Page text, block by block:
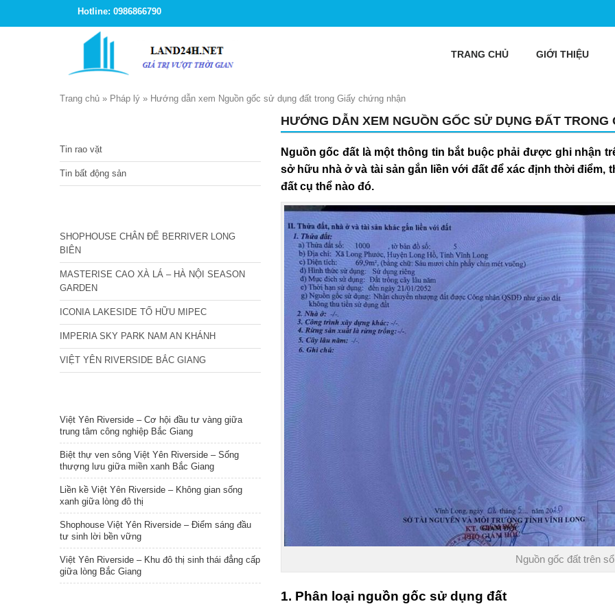
Hotline: 0986866790
TRANG CHỦ GIỚI THIỆU
Trang chủ » Pháp lý » Hướng dẫn xem Nguồn gốc sử dụng đất trong Giấy chứng nhận
HƯỚNG DẪN XEM NGUỒN GỐC SỬ DỤNG ĐẤT TRONG
Nguồn gốc đất là một thông tin bắt buộc phải được ghi nhận
sở hữu nhà ở và tài sản gắn liền với đất để xác định thời điểm,
đất cụ thể nào đó.
Nguồn gốc đất trên
1. Phân loại nguồn gốc sử dụng đất
Tin rao vặt
Tin bất động sản
SHOPHOUSE CHÂN ĐẾ BERRIVER LONG
BIÊN
MASTERISE CAO XÀ LÁ – HÀ NỘI SEASON
GARDEN
ICONIA LAKESIDE TỐ HỮU MIPEC
IMPERIA SKY PARK NAM AN KHÁNH
VIỆT YÊN RIVERSIDE BẮC GIANG
Việt Yên Riverside – Cơ hội đầu tư vàng giữa
trung tâm công nghiệp Bắc Giang
Biệt thự ven sông Việt Yên Riverside – Sống
thượng lưu giữa miền xanh Bắc Giang
Liền kề Việt Yên Riverside – Không gian sống
xanh giữa lòng đô thị
Shophouse Việt Yên Riverside – Điểm sáng đầu
tư sinh lời bền vững
Việt Yên Riverside – Khu đô thị sinh thái đẳng cấp
giữa lòng Bắc Giang